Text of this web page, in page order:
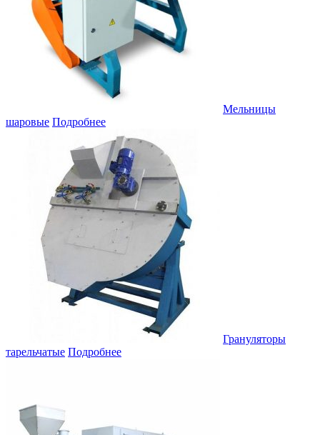
Мельницы
шаровые Подробнее
Грануляторы
тарельчатые Подробнее